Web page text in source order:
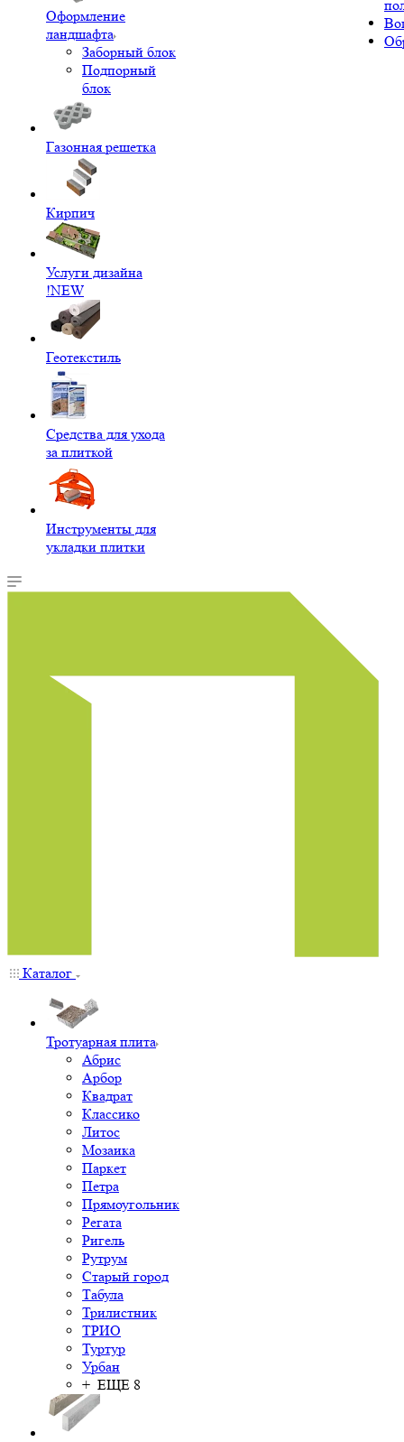
Оформление
ландшафта
Заборный блок
Подпорный
блок
Газонная решетка
Кирпич
Услуги дизайна
!NEW
Геотекстиль
Средства для ухода
за плиткой
Инструменты для
укладки плитки
Каталог
Тротуарная плита
Абрис
Арбор
Квадрат
Классико
Литос
Мозаика
Паркет
Петра
Прямоугольник
Регата
Ригель
Рутрум
Старый город
Табула
Трилистник
ТРИО
Туртур
Урбан
+ ЕЩЕ 8